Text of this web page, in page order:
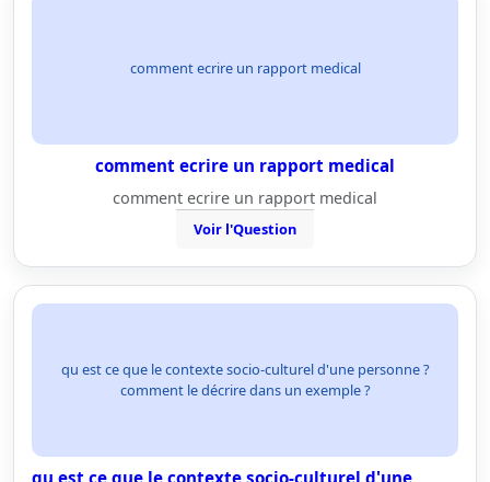
comment ecrire un rapport medical
comment ecrire un rapport medical
comment ecrire un rapport medical
Voir l'Question
qu est ce que le contexte socio-culturel d'une personne ?
comment le décrire dans un exemple ?
qu est ce que le contexte socio-culturel d'une